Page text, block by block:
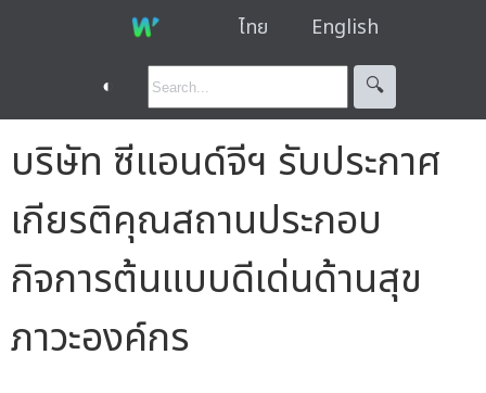
ไทย English
◐ 🔍︎
บริษัท ซีแอนด์จีฯ รับประกาศ
เกียรติคุณสถานประกอบ
กิจการต้นแบบดีเด่นด้านสุข
ภาวะองค์กร